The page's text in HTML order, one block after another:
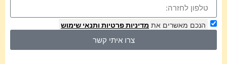
הנכם מאשרים את מדיניות פרטיות ותנאי שימוש
צרו איתי קשר